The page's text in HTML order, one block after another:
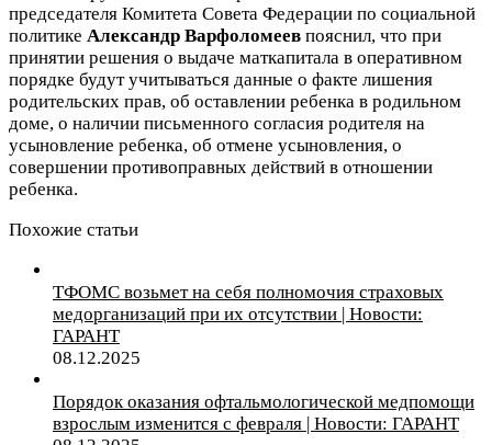
председателя Комитета Совета Федерации по социальной
политике Александр Варфоломеев пояснил, что при
принятии решения о выдаче маткапитала в оперативном
порядке будут учитываться данные о факте лишения
родительских прав, об оставлении ребенка в родильном
доме, о наличии письменного согласия родителя на
усыновление ребенка, об отмене усыновления, о
совершении противоправных действий в отношении
ребенка.
Похожие статьи
ТФОМС возьмет на себя полномочия страховых
медорганизаций при их отсутствии | Новости:
ГАРАНТ
08.12.2025
Порядок оказания офтальмологической медпомощи
взрослым изменится с февраля | Новости: ГАРАНТ